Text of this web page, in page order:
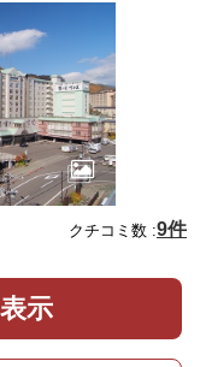
クチコミ数 :9件
示